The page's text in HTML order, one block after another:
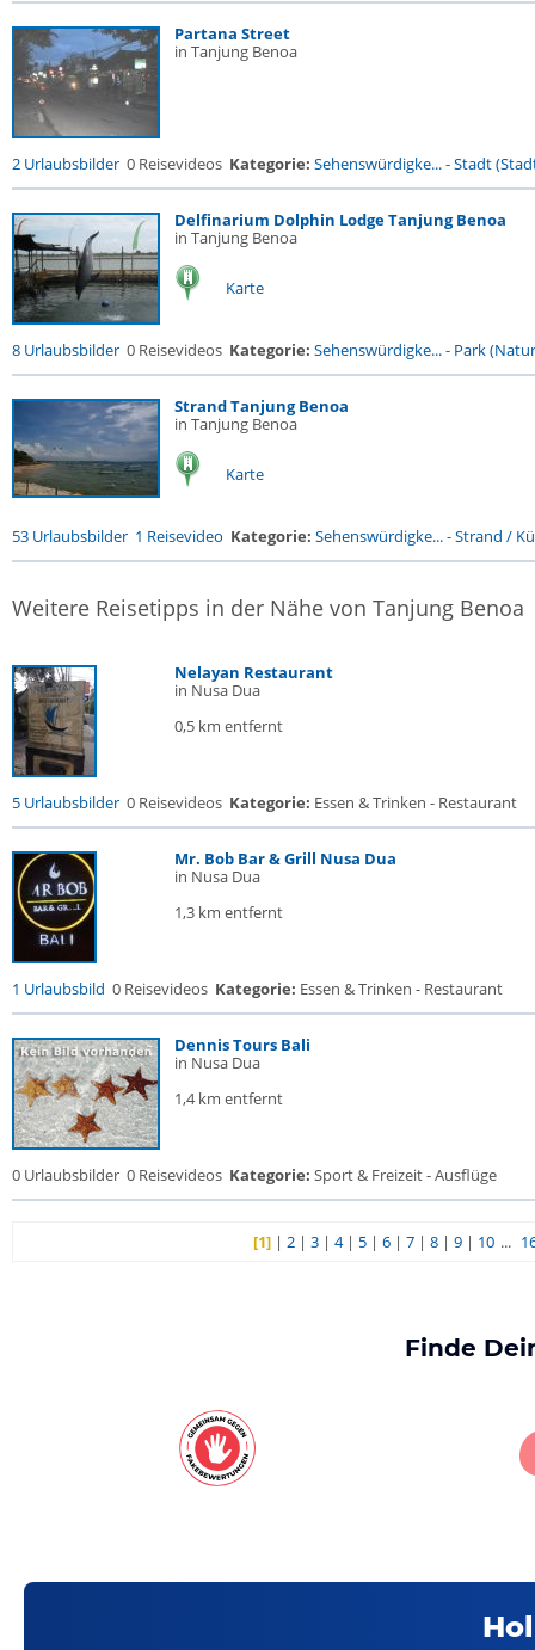
Partana Street
in Tanjung Benoa
2 Urlaubsbilder 0 Reisevideos Kategorie: Sehenswürdigke...-Stadt
Delfinarium Dolphin Lodge Tanjung Benoa
in Tanjung Benoa
Karte
8 Urlaubsbilder 0 Reisevideos Kategorie: Sehenswürdigke...- Park
Strand Tanjung Benoa
in Tanjung Benoa
Karte
53 Urlaubsbilder 1 Reisevideo Kategorie: Sehenswürdigke...-Strand /
Weitere Reisetipps in der Nähe von Tanjung Benoa
Nelayan Restaurant
in Nusa Dua
0,5 km entfernt
5 Urlaubsbilder 0 Reisevideos Kategorie: Essen & Trinken - Restaurant
Mr. Bob Bar & Grill Nusa Dua
in Nusa Dua
1,3 km entfernt
1 Urlaubsbild 0 Reisevideos Kategorie: Essen & Trinken - Restaurant
Dennis Tours Bali
in Nusa Dua
1,4 km entfernt
0 Urlaubsbilder 0 Reisevideos Kategorie: Sport & Freizeit - Ausflüge
[1]| 2| 3| 4| 5| 6| 7| 8| 9| 10 ...
Finde